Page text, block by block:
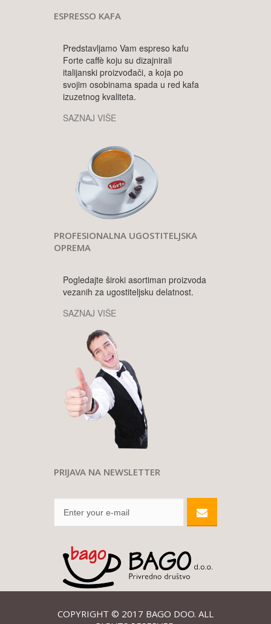
ESPRESSO KAFA
Predstavljamo Vam espreso kafu
Forte caffè koju su dizajnirali
italijanski proizvođači, a koja po
svojim osobinama spada u red kafa
izuzetnog kvaliteta.
SAZNAJ VIŠE
PROFESIONALNA UGOSTITELJSKA
OPREMA
Pogledajte široki asortiman proizvoda
vezanih za ugostiteljsku delatnost.
SAZNAJ VIŠE
PRIJAVA NA NEWSLETTER
COPYRIGHT © 2017 BAGO DOO. ALL